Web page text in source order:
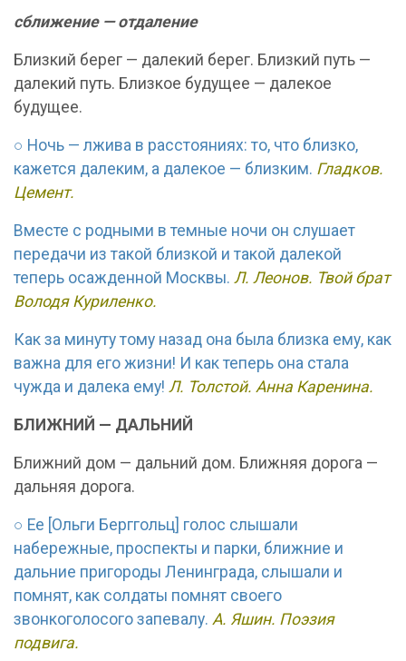
сближение — отдаление
Близкий берег — далекий берег. Близкий путь —
далекий путь. Близкое будущее — далекое
будущее.
○ Ночь — лжива в расстояниях: то, что близко,
кажется далеким, а далекое — близким. Гладков.
Цемент.
Вместе с родными в темные ночи он слушает
передачи из такой близкой и такой далекой
теперь осажденной Москвы. Л. Леонов. Твой брат
Володя Куриленко.
Как за минуту тому назад она была близка ему, как
важна для его жизни! И как теперь она стала
чужда и далека ему! Л. Толстой. Анна Каренина.
БЛИЖНИЙ — ДАЛЬНИЙ
Ближний дом — дальний дом. Ближняя дорога —
дальняя дорога.
○ Ее [Ольги Берггольц] голос слышали
набережные, проспекты и парки, ближние и
дальние пригороды Ленинграда, слышали и
помнят, как солдаты помнят своего
звонкоголосого запевалу. А. Яшин. Поэзия
подвига.